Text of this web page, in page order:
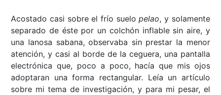
Acostado casi sobre el frío suelopelao, y solamente
separado de éste por un colchón inflable sin aire, y
una lanosa sabana, observaba sin prestar la menor
atención, y casi al borde de la ceguera, una pantalla
electrónica que, poco a poco, hacía que mis ojos
adoptaran una forma rectangular. Leía un artículo
sobre mi tema de investigación, y para mi pesar, el